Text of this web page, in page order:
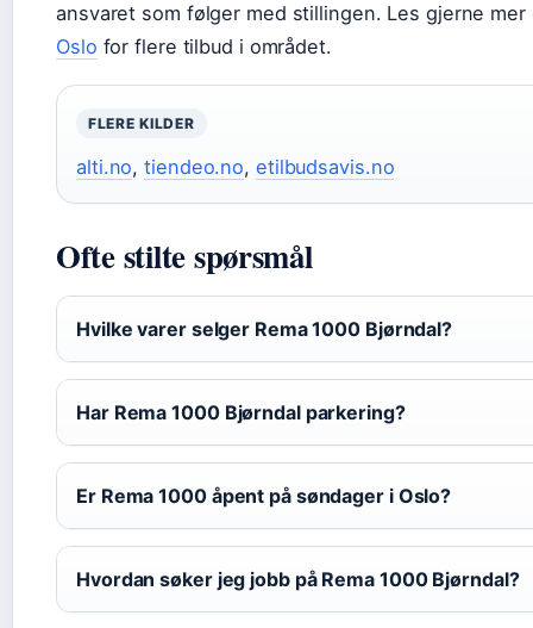
ansvaret som følger med stillingen. Les gjerne
Oslo for flere tilbud i området.
FLERE KILDER
alti.no,tiendeo.no, etilbudsavis.no
Ofte stilte spørsmål
Hvilke varer selger Rema 1000 Bjørndal?
Har Rema 1000 Bjørndal parkering?
Er Rema 1000 åpent på søndager i Oslo?
Hvordan søker jeg jobb på Rema 1000 Bjørndal?